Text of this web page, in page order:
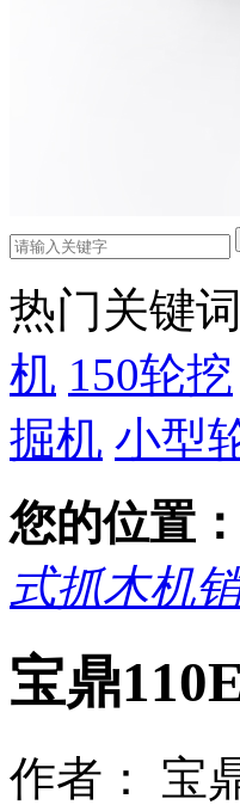
热门关键
机 150轮挖
掘机 小型
您的位置：
式抓木机
宝鼎
作者： 宝